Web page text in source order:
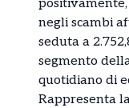
positivamente,
negli scambi
seduta a
segmento
quotidiano di
Rappresenta